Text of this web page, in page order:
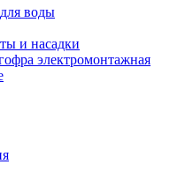
воды
и насадки
электромонтажная